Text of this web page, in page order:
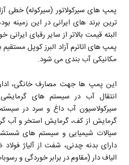
پمپ های سیرکولاتور (سیرکوله) خطی
ترین برند های ایرانی در این زمینه
البته قیمت بالاتر از سایر رقبای
پمپ های اتاترم آزاد البرز کوپل
مکانیکی آب بندی می شود.
این پمپ ها جهت مصارف خانگی،
انتقال آب در سیستم های
سیرکولاسیون آب داغ و سرد در سیستم
گرمایش از کف، گرمایش استخر و آب
سیالات شیمیایی و سیستم های
دارای بدنه چدنی، شفت از آلیاژ
الیاف دار (مقاوم در برابر خوردگی و